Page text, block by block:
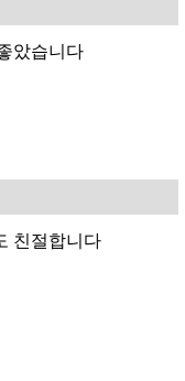
았습니다
친절합니다